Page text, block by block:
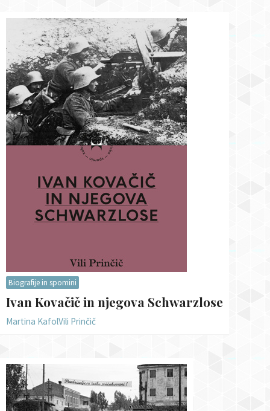
Biografije in spomini
Ivan Kovačič in njegova Schwarzlose
Martina KafolVili Prinčič